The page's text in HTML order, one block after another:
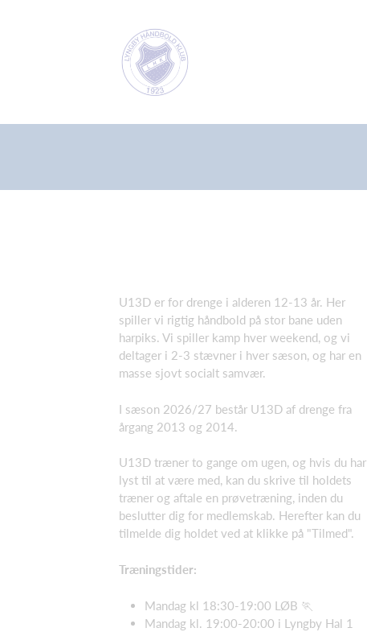
U13D er for drenge i alderen 12-13 år. Her
spiller vi rigtig håndbold på stor bane uden
harpiks. Vi spiller kamp hver weekend, og vi
deltager i 2-3 stævner i hver sæson, og har en
masse sjovt socialt samvær.
I sæson 2026/27 består U13D af drenge fra
årgang 2013 og 2014.
U13D træner to gange om ugen, og hvis du har
lyst til at være med, kan du skrive til holdets
træner og aftale en prøvetræning, inden du
beslutter dig for medlemskab. Herefter kan du
tilmelde dig holdet ved at klikke på "Tilmed".
Træningstider:
Mandag kl 18:30-19:00 LØB 🏃
Mandag kl. 19:00-20:00 i Lyngby Hal 1